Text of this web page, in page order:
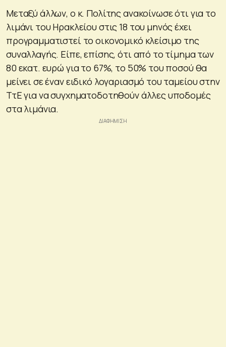
Μεταξύ άλλων, ο κ. Πολίτης ανακοίνωσε ότι για το
λιμάνι του Ηρακλείου στις 18 του μηνός έχει
προγραμματιστεί το οικονομικό κλείσιμο της
συναλλαγής. Είπε, επίσης, ότι από το τίμημα των
80 εκατ. ευρώ για το 67%, το 50% του ποσού θα
μείνει σε έναν ειδικό λογαριασμό του ταμείου στην
ΤτΕ για να συγχηματοδοτηθούν άλλες υποδομές
στα λιμάνια.